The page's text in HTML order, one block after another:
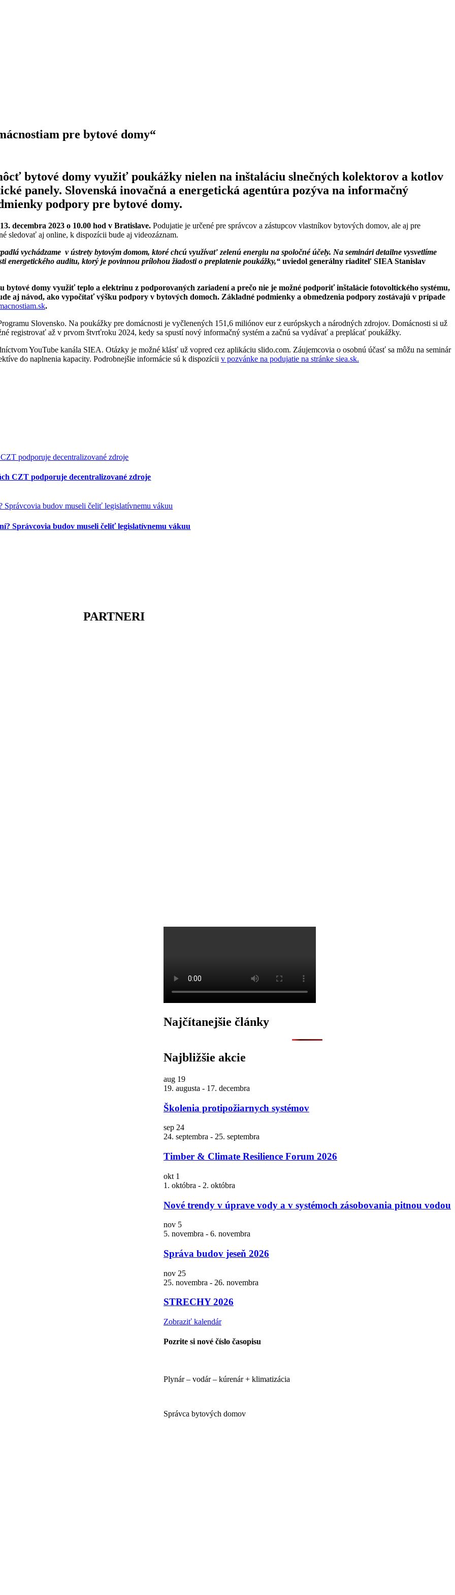
pre bytové domy“
bytové domy využiť poukážky nielen na inštaláciu slnečných kolektorov a kotlov
panely. Slovenská inovačná a energetická agentúra pozýva na informačný
podpory pre bytové domy.
decembra 2023 o 10.00 hod v Bratislave. Podujatie je určené pre správcov a zástupcov vlastníkov bytových domov, ale aj pre
sledovať aj online, k dispozícii bude aj videozáznam.
vychádzame v ústrety bytovým domom, ktoré chcú využívať zelenú energiu na spoločné účely. Na seminári detailne vysvetlíme
energetického auditu, ktorý je povinnou prílohou žiadosti o preplatenie poukážky,“uviedol generálny riaditeľ SIEA Stanislav
domy využiť teplo a elektrinu z podporovaných zariadení a prečo nie je možné podporiť inštalácie fotovoltického systému,
aj návod, ako vypočítať výšku podpory v bytových domoch. Základné podmienky a obmedzenia podpory zostávajú v prípade
.
Slovensko. Na poukážky pre domácnosti je vyčlenených 151,6 miliónov eur z európskych a národných zdrojov. Domácnosti si už
registrovať až v prvom štvrťroku 2024, kedy sa spustí nový informačný systém a začnú sa vydávať a preplácať poukážky.
YouTube kanála SIEA. Otázky je možné klásť už vopred cez aplikáciu slido.com. Záujemcovia o osobnú účasť sa môžu na seminár
do naplnenia kapacity. Podrobnejšie informácie sú k dispozícii v pozvánke na podujatie na stránke siea.sk.
CZT podporuje decentralizované zdroje
Správcovia budov museli čeliť legislatívnemu vákuu
PARTNERI
Najčítanejšie články
Najbližšie akcie
aug 19
19. augusta - 17. decembra
Školenia protipožiarnych systémov
sep 24
24. septembra - 25. septembra
Timber & Climate Resilience Forum 2026
okt 1
1. októbra - 2. októbra
Nové trendy v úprave vody a v systémoch zásobovania pitnou vodou
nov 5
5. novembra - 6. novembra
Správa budov jeseň 2026
nov 25
25. novembra - 26. novembra
STRECHY 2026
Zobraziť kalendár
Pozrite si nové číslo časopisu
Plynár – vodár – kúrenár + klimatizácia
Správca bytových domov